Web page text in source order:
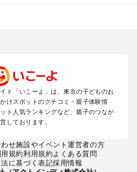
原のプールお出かけ
黒・自由が丘のプールお出かけ
目白・石神井のプールお出かけ
千駄ヶ谷のプールお出かけ
楽町・築地・月島のプールお出かけ
村山・東久留米のプールお出かけ
お出かけ
かけ
ト「いこーよ」は、東京の子どものお
けスポットのクチコミ・親子体験情
ト人気ランキングなど、親子のつなが
しております。
せ施設やイベント運営者の方
規約利用規約よくある質問
に基づく表記採用情報